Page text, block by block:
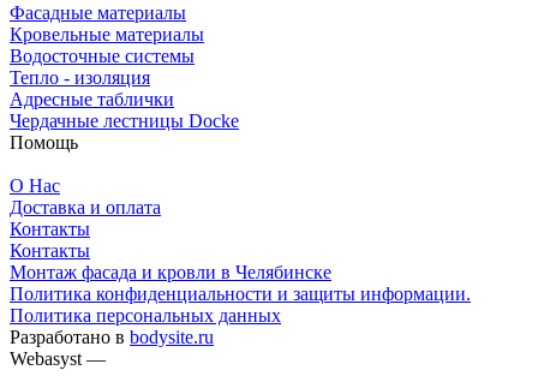
Фасадные материалы
Кровельные материалы
Водосточные системы
Тепло - изоляция
Адресные таблички
Чердачные лестницы Docke
Помощь
О Нас
Доставка и оплата
Контакты
Контакты
Монтаж фасада и кровли в Челябинске
Политика конфиденциальности и защиты информации.
Политика персональных данных
Разработано в bodysite.ru
Webasyst —